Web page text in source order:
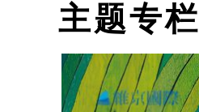
主题专栏